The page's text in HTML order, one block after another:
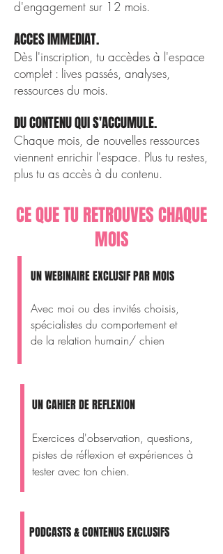
d'engagement sur 12 mois.
ACCES IMMEDIAT.
Dès l'inscription, tu accèdes à l'espace
complet : lives passés, analyses,
ressources du mois.
DU CONTENU QUI S'ACCUMULE.
Chaque mois, de nouvelles ressources
viennent enrichir l'espace. Plus tu restes,
plus tu as accès à du contenu.
CE QUE TU RETROUVES CHAQUE
MOIS
UN WEBINAIRE EXCLUSIF PAR MOIS
Avec moi ou des invités choisis,
spécialistes du comportement et
de la relation humain/ chien
UN CAHIER DE REFLEXION
Exercices d'observation, questions,
pistes de réflexion et expériences à
tester avec ton chien.
PODCASTS & CONTENUS EXCLUSIFS